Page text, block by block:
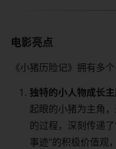
电影亮点
《小猪历险记》拥有多
独特的小人物成长
起眼的小猪为主角
的过程，深刻传递
事迹”的积极价值观